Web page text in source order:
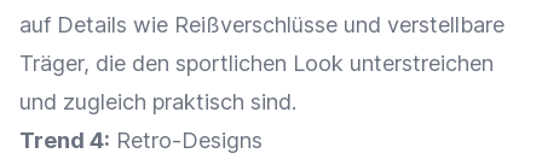
auf Details wie Reißverschlüsse und verstellbare
Träger, die den sportlichen Look unterstreichen
und zugleich praktisch sind.
Trend 4: Retro-Designs